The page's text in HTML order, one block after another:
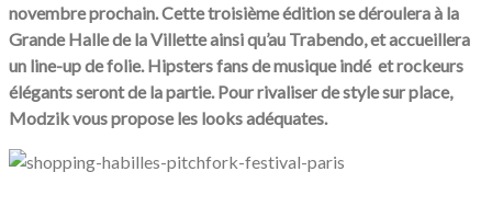
novembre prochain. Cette troisième édition se déroulera à la
Grande Halle de la Villette ainsi qu’au Trabendo, et accueillera
un line-up de folie. Hipsters fans de musique indé et rockeurs
élégants seront de la partie. Pour rivaliser de style sur place,
Modzik vous propose les looks adéquates.